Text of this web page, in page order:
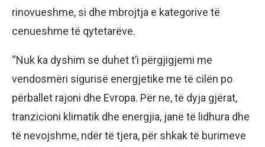
rinovueshme, si dhe mbrojtja e kategorive të
cenueshme të qytetarëve.
“Nuk ka dyshim se duhet t’i përgjigjemi me
vendosmëri sigurisë energjetike me të cilën po
përballet rajoni dhe Evropa. Për ne, të dyja gjërat,
tranzicioni klimatik dhe energjia, janë të lidhura dhe
të nevojshme, ndër të tjera, për shkak të burimeve